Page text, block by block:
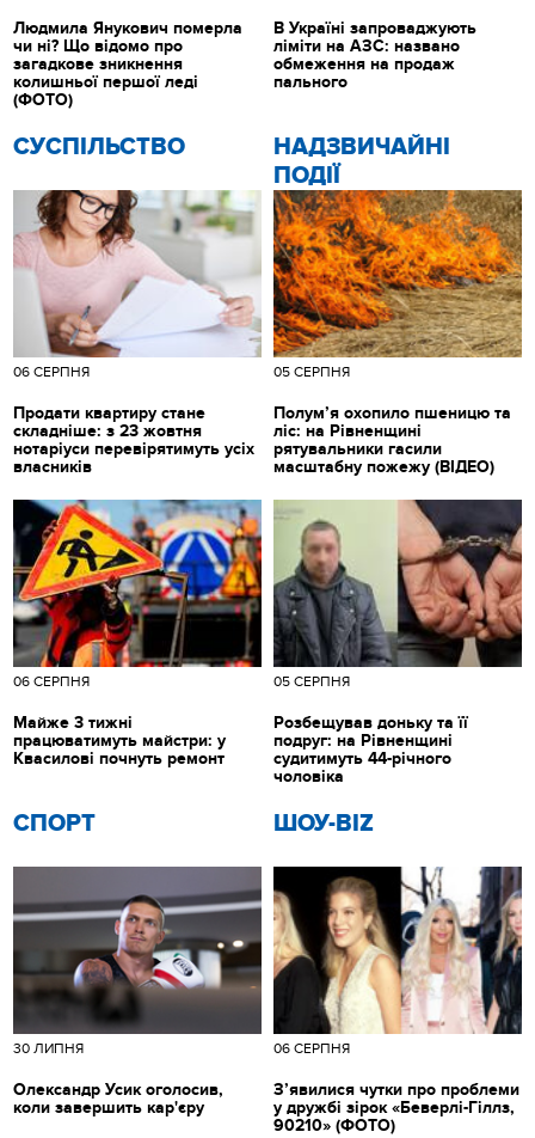
CУСПІЛЬСТВО
06 СЕРПНЯ
Продати квартиру стане
складніше: з 23 жовтня
нотаріуси перевірятимуть усіх
власників
НАДЗВИЧАЙНІ
ПОДІЇ
05 СЕРПНЯ
Полум’я охопило пшеницю та
ліс: на Рівненщині
рятувальники гасили
масштабну пожежу (ВІДЕО)
СПОРТ
30 ЛИПНЯ
Олександр Усик оголосив,
коли завершить кар'єру
ШОУ-BIZ
06 СЕРПНЯ
З’явилися чутки про проблеми
у дружбі зірок «Беверлі-Гіллз,
90210» (ФОТО)
Людмила Янукович померла
чи ні? Що відомо про
загадкове зникнення
колишньої першої леді
(ФОТО)
В Україні запроваджують
ліміти на АЗС: названо
обмеження на продаж
пального
06 СЕРПНЯ
Майже 3 тижні
працюватимуть майстри: у
Квасилові почнуть ремонт
05 СЕРПНЯ
Розбещував доньку та її
подруг: на Рівненщині
судитимуть 44-річного
чоловіка